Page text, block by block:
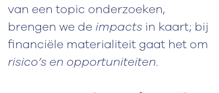
van een topic onderzoeken,
brengen we de impacts in kaart; bij
financiële materialiteit gaat het om
risico’s en opportuniteiten.